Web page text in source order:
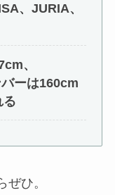
、JURIA、
、
ーは160cm
る
ひ。